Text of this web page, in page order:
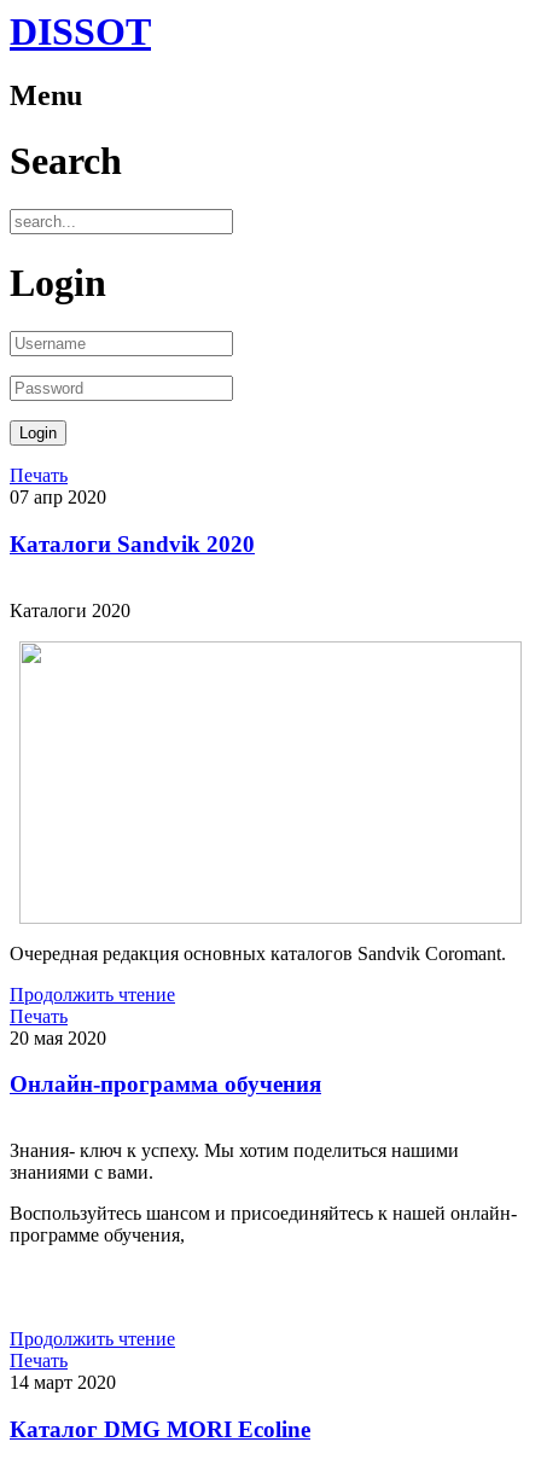
DISSOT
Menu
Search
Login
Печать
07 апр 2020
Каталоги Sandvik 2020
Каталоги 2020
Очередная редакция основных каталогов Sandvik Coromant.
Продолжить чтение
Печать
20 мая 2020
Онлайн-программа обучения
Знания- ключ к успеху. Мы хотим поделиться нашими
знаниями с вами.
Воспользуйтесь шансом и присоединяйтесь к нашей онлайн-
программе обучения,
Продолжить чтение
Печать
14 март 2020
Каталог DMG MORI Ecoline